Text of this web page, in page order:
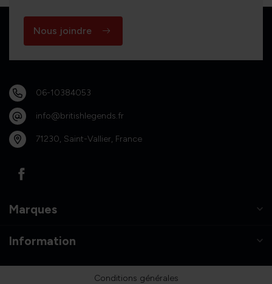
Nous joindre
06-10384053
info@britishlegends.fr
71230, Saint-Vallier, France
Marques
Information
Conditions générales